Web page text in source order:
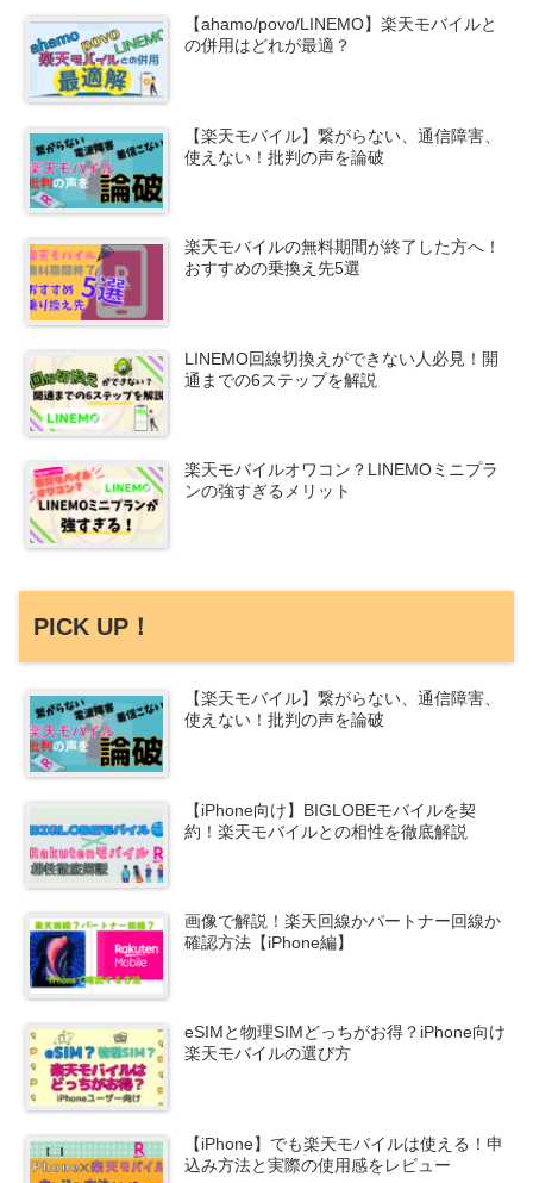
【ahamo/povo/LINEMO】楽天モバイルと
の併用はどれが最適？
【楽天モバイル】繋がらない、通信障害、
使えない！批判の声を論破
楽天モバイルの無料期間が終了した方へ！
おすすめの乗換え先5選
LINEMO回線切換えができない人必見！開
通までの6ステップを解説
楽天モバイルオワコン？LINEMOミニプラ
ンの強すぎるメリット
PICK UP！
【楽天モバイル】繋がらない、通信障害、
使えない！批判の声を論破
【iPhone向け】BIGLOBEモバイルを契
約！楽天モバイルとの相性を徹底解説
画像で解説！楽天回線かパートナー回線か
確認方法【iPhone編】
eSIMと物理SIMどっちがお得？iPhone向け
楽天モバイルの選び方
【iPhone】でも楽天モバイルは使える！申
込み方法と実際の使用感をレビュー